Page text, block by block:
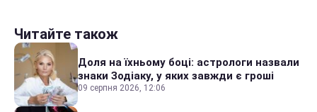
Читайте також
Доля на їхньому боці: астрологи назвали
знаки Зодіаку, у яких завжди є гроші
09 серпня 2026, 12:06